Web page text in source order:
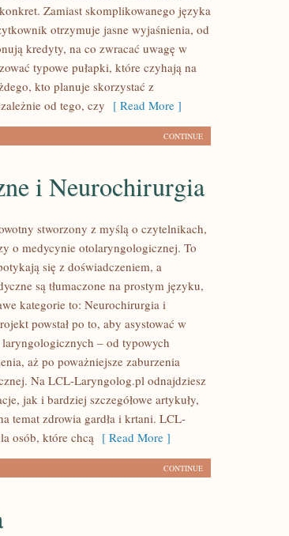
Zamiast skomplikowanego języka
otrzymuje jasne wyjaśnienia, od
kredyty, na co zwracać uwagę w
typowe pułapki, które czyhają na
kto planuje skorzystać z
od tego, czy [ Read More ]
CONTINUE
i Neurochirurgia
stworzony z myślą o czytelnikach,
o medycynie otolaryngologicznej. To
się z doświadczeniem, a
są tłumaczone na prostym języku,
kategorie to: Neurochirurgia i
powstał po to, aby asystować w
– od typowych
aż po poważniejsze zaburzenia
Na LCL-Laryngolog.pl odnajdziesz
jak i bardziej szczegółowe artykuły,
temat zdrowia gardła i krtani. LCL-
osób, które chcą [ Read More ]
CONTINUE